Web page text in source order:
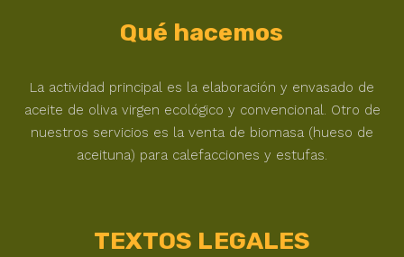
Qué hacemos
La actividad principal es la elaboración y envasado de
aceite de oliva virgen ecológico y convencional. Otro de
nuestros servicios es la venta de biomasa (hueso de
aceituna) para calefacciones y estufas.
TEXTOS LEGALES